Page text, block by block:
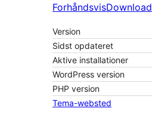
ForhåndsvisDownload
Version
Sidst opdateret
Aktive installationer
WordPress version
PHP version
Tema-websted